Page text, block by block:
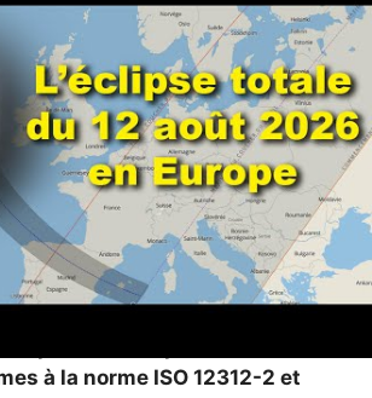
de
l’observation
du Soleil sans protection
causer des lésions irréversibles
avec plus de 90 % de
impératif d’utiliser des dispositifs
:
à la norme ISO 12312-2 et